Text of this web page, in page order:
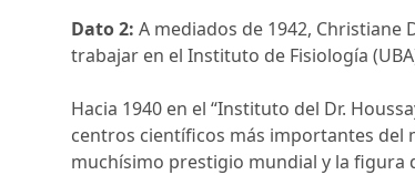
Dato 2: A mediados de 1942, Christiane
trabajar en el Instituto de Fisiología
Hacia 1940 en el “Instituto del Dr.
centros científicos más importantes del
muchísimo prestigio mundial y la figura